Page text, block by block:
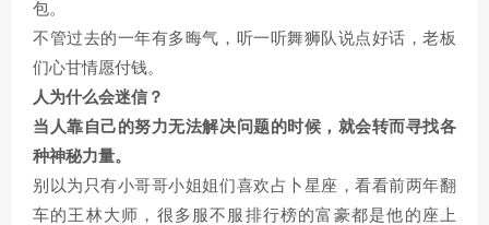
包。
不管过去的一年有多晦气，听一听舞狮队说点好话，老板
们心甘情愿付钱。
人为什么会迷信？
当人靠自己的努力无法解决问题的时候，就会转而寻找各
种神秘力量。
别以为只有小哥哥小姐姐们喜欢占卜星座，看看前两年翻
车的王林大师，很多服不服排行榜的富豪都是他的座上